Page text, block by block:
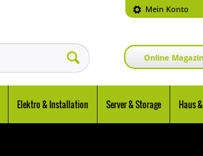
Mein Konto
Online Magazin
Elektro & Installation Server & Storage Haus